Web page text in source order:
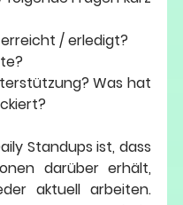
/ erledigt?
Was hat
Standups ist, dass
darüber erhält,
aktuell arbeiten.